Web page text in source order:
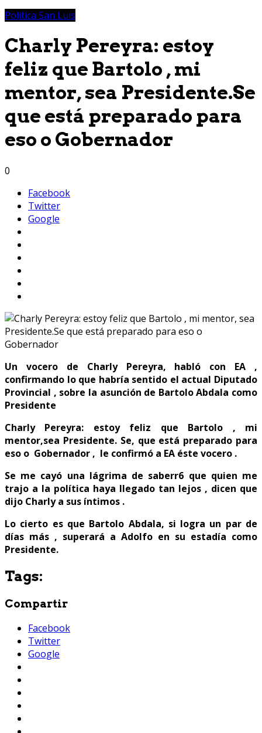
Política San Luis
Charly Pereyra: estoy
feliz que Bartolo , mi
mentor, sea Presidente.Se
que está preparado para
eso o Gobernador
0
Facebook
Twitter
Google
Un vocero de Charly Pereyra, habló con EA ,
confirmando lo que habría sentido el actual Diputado
Provincial , sobre la asunción de Bartolo Abdala como
Presidente
Charly Pereyra: estoy feliz que Bartolo , mi
mentor,sea Presidente. Se, que está preparado para
eso o Gobernador , le confirmó a EA éste vocero .
Se me cayó una lágrima de saberr6 que quien me
trajo a la política haya llegado tan lejos , dicen que
dijo Charly a sus íntimos .
Lo cierto es que Bartolo Abdala, si logra un par de
días más , superará a Adolfo en su estadía como
Presidente.
Tags:
Compartir
Facebook
Twitter
Google